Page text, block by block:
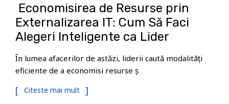
Economisirea de Resurse prin
Externalizarea IT: Cum Să Faci
Alegeri Inteligente ca Lider
În lumea afacerilor de astăzi, liderii caută modalități
eficiente de a economisi resurse ș
Citeste mai mult